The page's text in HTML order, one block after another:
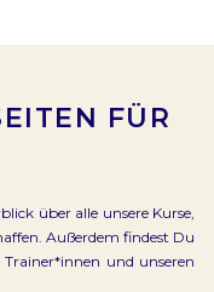
FÜR
über alle unsere Kurse,
Außerdem findest Du
und unseren